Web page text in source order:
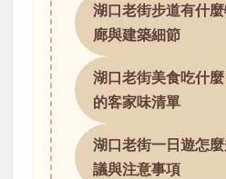
湖口老街步道有什
廊與建築細節
湖口老街美食吃什
的客家味清單
湖口老街一日遊怎
議與注意事項